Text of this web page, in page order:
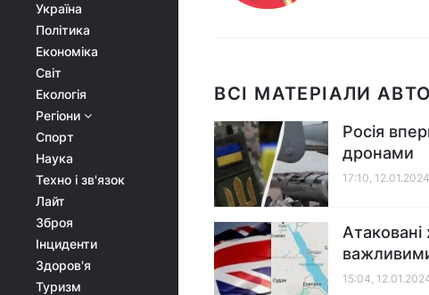
Україна
Політика
Економіка
Світ
Екологія
Регіони
Спорт
Наука
Техно і зв'язок
Лайт
Зброя
Інциденти
Здоров'я
Туризм
ВСІ МАТЕРІАЛИ
Росія
дронами
17:10, 12.01.2024
Атаковані
15:04,